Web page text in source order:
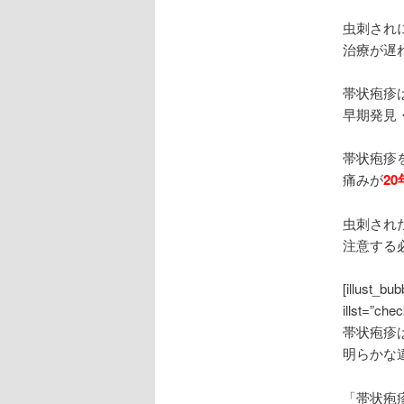
虫刺され
治療が遅
帯状疱疹
早期発見
帯状疱疹
痛みが20
虫刺され
注意する
帯状疱疹
明らかな
「帯状疱